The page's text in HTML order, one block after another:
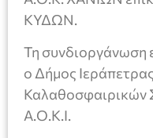
Τη συνδιοργάνωση
ο Δήμος
Καλαθοσφαιρικών
Α.Ο.Κ.Ι.